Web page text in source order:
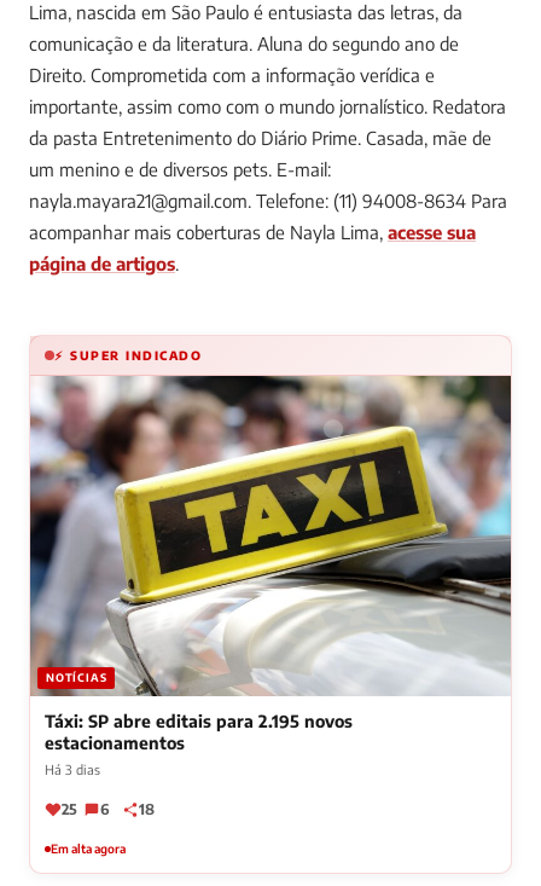
Lima, nascida em São Paulo é entusiasta das letras, da
comunicação e da literatura. Aluna do segundo ano de
Direito. Comprometida com a informação verídica e
importante, assim como com o mundo jornalístico. Redatora
da pasta Entretenimento do Diário Prime. Casada, mãe de
um menino e de diversos pets. E-mail:
nayla.mayara21@gmail.com. Telefone: (11) 94008-8634 Para
acompanhar mais coberturas de Nayla Lima, acesse sua
página de artigos.
⚡ SUPER INDICADO
NOTÍCIAS
Táxi: SP abre editais para 2.195 novos
estacionamentos
Há 3 dias
25 6 18
Em alta agora